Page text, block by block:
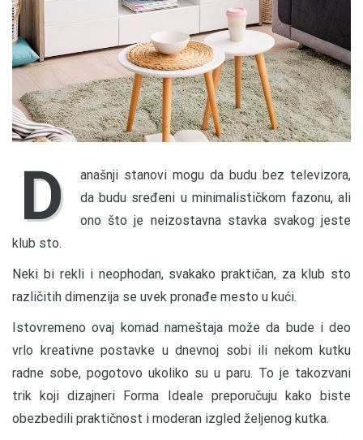
D
anašnji stanovi mogu da budu bez televizora,
da budu sređeni u minimalističkom fazonu, ali
ono što je neizostavna stavka svakog jeste
klub sto.
Neki bi rekli i neophodan, svakako praktičan, za klub sto
različitih dimenzija se uvek pronađe mesto u kući.
Istovremeno ovaj komad nameštaja može da bude i deo
vrlo kreativne postavke u dnevnoj sobi ili nekom kutku
radne sobe, pogotovo ukoliko su u paru. To je takozvani
trik koji dizajneri Forma Ideale preporučuju kako biste
obezbedili praktičnost i moderan izgled željenog kutka.